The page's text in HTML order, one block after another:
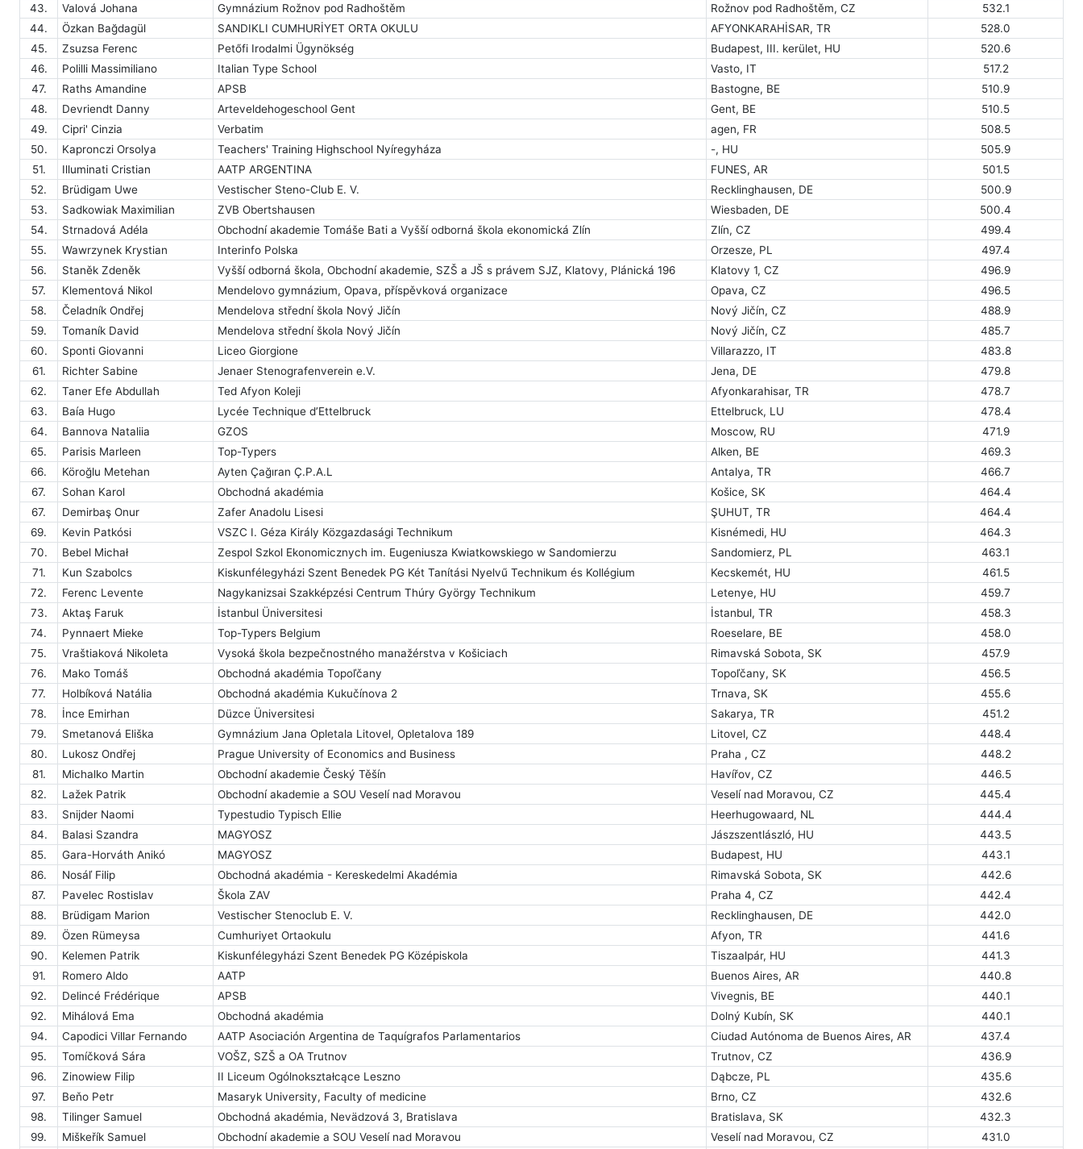
43.
Valová Johana Gymnázium Rožnov pod Radhoštěm Rožnov pod Radhoštěm, CZ
532.1
44.
Özkan Bağdagül SANDIKLI CUMHURİYET ORTA OKULU AFYONKARAHİSAR, TR
528.0
45.
Zsuzsa Ferenc Petőfi Irodalmi Ügynökség Budapest, III. kerület, HU
520.6
46.
Polilli Massimiliano Italian Type School Vasto, IT
517.2
47.
Raths Amandine APSB Bastogne, BE
510.9
48.
Devriendt Danny Arteveldehogeschool Gent Gent, BE
510.5
49.
Cipri' Cinzia Verbatim agen, FR
508.5
50.
Kapronczi Orsolya Teachers' Training Highschool Nyíregyháza -, HU
505.9
51.
Illuminati Cristian AATP ARGENTINA FUNES, AR
501.5
52.
Brüdigam Uwe Vestischer Steno-Club E. V. Recklinghausen, DE
500.9
53.
Sadkowiak Maximilian ZVB Obertshausen Wiesbaden, DE
500.4
54.
Strnadová Adéla Obchodní akademie Tomáše Bati a Vyšší odborná škola ekonomická Zlín Zlín, CZ
499.4
55.
Wawrzynek Krystian Interinfo Polska Orzesze, PL
497.4
56.
Staněk Zdeněk Vyšší odborná škola, Obchodní akademie, SZŠ a JŠ s právem SJZ, Klatovy, Plánická 196 Klatovy 1, CZ
496.9
57.
Klementová Nikol Mendelovo gymnázium, Opava, příspěvková organizace Opava, CZ
496.5
58.
Čeladník Ondřej Mendelova střední škola Nový Jičín Nový Jičín, CZ
488.9
59.
Tomaník David Mendelova střední škola Nový Jičín Nový Jičín, CZ
485.7
60.
Sponti Giovanni Liceo Giorgione Villarazzo, IT
483.8
61.
Richter Sabine Jenaer Stenografenverein e.V. Jena, DE
479.8
62.
Taner Efe Abdullah Ted Afyon Koleji Afyonkarahisar, TR
478.7
63.
Baía Hugo Lycée Technique d’Ettelbruck Ettelbruck, LU
478.4
64.
Bannova Nataliia GZOS Moscow, RU
471.9
65.
Parisis Marleen Top-Typers Alken, BE
469.3
66.
Köroğlu Metehan Ayten Çağıran Ç.P.A.L Antalya, TR
466.7
67.
Sohan Karol Obchodná akadémia Košice, SK
464.4
67.
Demirbaş Onur Zafer Anadolu Lisesi ŞUHUT, TR
464.4
69.
Kevin Patkósi VSZC I. Géza Király Közgazdasági Technikum Kisnémedi, HU
464.3
70.
Bebel Michał Zespol Szkol Ekonomicznych im. Eugeniusza Kwiatkowskiego w Sandomierzu Sandomierz, PL
463.1
71.
Kun Szabolcs Kiskunfélegyházi Szent Benedek PG Két Tanítási Nyelvű Technikum és Kollégium Kecskemét, HU
461.5
72.
Ferenc Levente Nagykanizsai Szakképzési Centrum Thúry György Technikum Letenye, HU
459.7
73.
Aktaş Faruk İstanbul Üniversitesi İstanbul, TR
458.3
74.
Pynnaert Mieke Top-Typers Belgium Roeselare, BE
458.0
75.
Vraštiaková Nikoleta Vysoká škola bezpečnostného manažérstva v Košiciach Rimavská Sobota, SK
457.9
76.
Mako Tomáš Obchodná akadémia Topoľčany Topoľčany, SK
456.5
77.
Holbíková Natália Obchodná akadémia Kukučínova 2 Trnava, SK
455.6
78.
İnce Emirhan Düzce Üniversitesi Sakarya, TR
451.2
79.
Smetanová Eliška Gymnázium Jana Opletala Litovel, Opletalova 189 Litovel, CZ
448.4
80.
Lukosz Ondřej Prague University of Economics and Business Praha , CZ
448.2
81.
Michalko Martin Obchodní akademie Český Těšín Havířov, CZ
446.5
82.
Lažek Patrik Obchodní akademie a SOU Veselí nad Moravou Veselí nad Moravou, CZ
445.4
83.
Snijder Naomi Typestudio Typisch Ellie Heerhugowaard, NL
444.4
84.
Balasi Szandra MAGYOSZ Jászszentlászló, HU
443.5
85.
Gara-Horváth Anikó MAGYOSZ Budapest, HU
443.1
86.
Nosáľ Filip Obchodná akadémia - Kereskedelmi Akadémia Rimavská Sobota, SK
442.6
87.
Pavelec Rostislav Škola ZAV Praha 4, CZ
442.4
88.
Brüdigam Marion Vestischer Stenoclub E. V. Recklinghausen, DE
442.0
89.
Özen Rümeysa Cumhuriyet Ortaokulu Afyon, TR
441.6
90.
Kelemen Patrik Kiskunfélegyházi Szent Benedek PG Középiskola Tiszaalpár, HU
441.3
91.
Romero Aldo AATP Buenos Aires, AR
440.8
92.
Delincé Frédérique APSB Vivegnis, BE
440.1
92.
Mihálová Ema Obchodná akadémia Dolný Kubín, SK
440.1
94.
Capodici Villar Fernando AATP Asociación Argentina de Taquígrafos Parlamentarios Ciudad Autónoma de Buenos Aires, AR
437.4
95.
Tomíčková Sára VOŠZ, SZŠ a OA Trutnov Trutnov, CZ
436.9
96.
Zinowiew Filip II Liceum Ogólnokształcące Leszno Dąbcze, PL
435.6
97.
Beňo Petr Masaryk University, Faculty of medicine Brno, CZ
432.6
98.
Tilinger Samuel Obchodná akadémia, Nevädzová 3, Bratislava Bratislava, SK
432.3
99.
Miškeřík Samuel Obchodní akademie a SOU Veselí nad Moravou Veselí nad Moravou, CZ 431.0